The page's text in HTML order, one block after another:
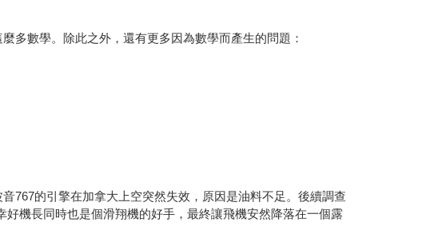
多數學。除此之外，還有更多因為數學而產生的問題：
767的引擎在加拿大上空突然失效，原因是油料不足。後續調查
機長同時也是個滑翔機的好手，最終讓飛機安然降落在一個露